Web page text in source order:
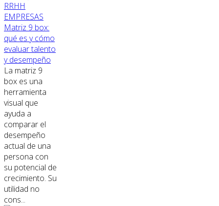
RRHH
EMPRESAS
Matriz 9 box:
qué es y cómo
evaluar talento
y desempeño
La matriz 9
box es una
herramienta
visual que
ayuda a
comparar el
desempeño
actual de una
persona con
su potencial de
crecimiento. Su
utilidad no
cons...